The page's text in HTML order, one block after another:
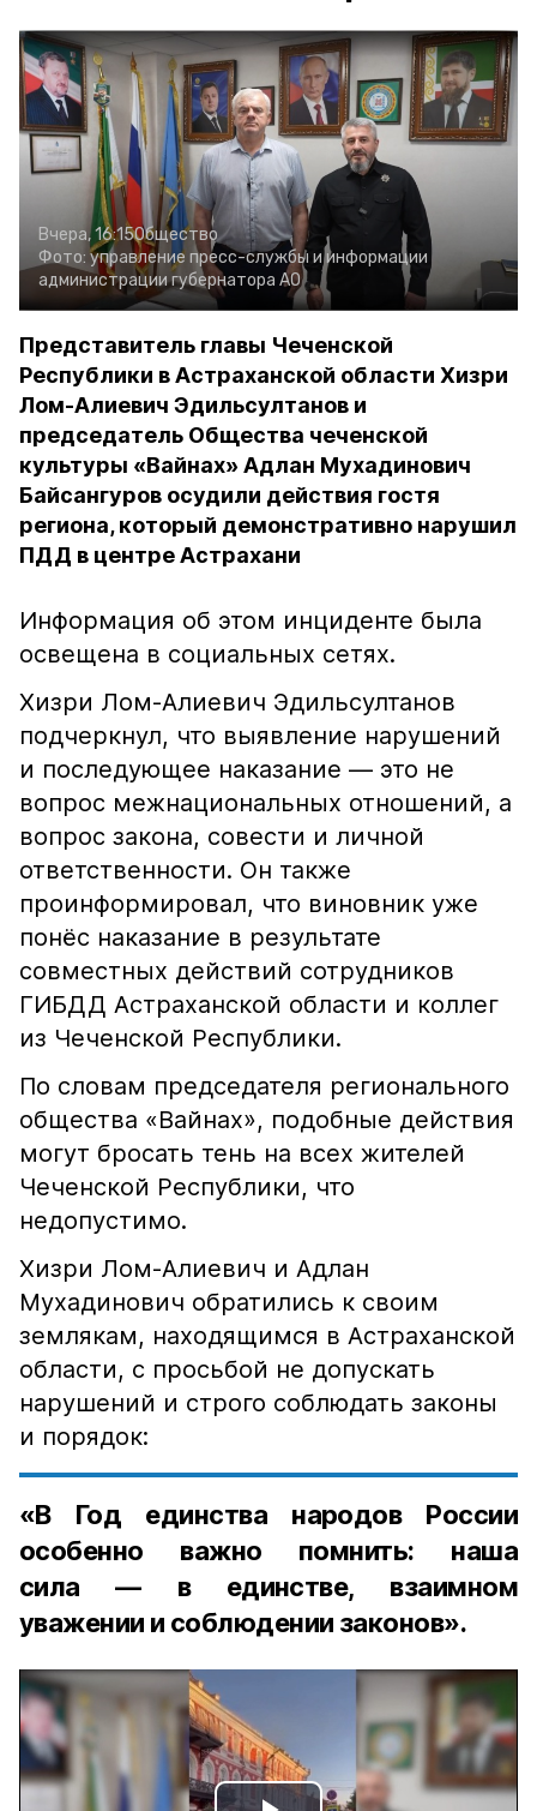
Вчера, 16:15Общество
Фото: управление пресс-службы и информации
администрации губернатора АО
Представитель главы Чеченской
Республики в Астраханской области Хизри
Лом-Алиевич Эдильсултанов и
председатель Общества чеченской
культуры «Вайнах» Адлан Мухадинович
Байсангуров осудили действия гостя
региона, который демонстративно нарушил
ПДД в центре Астрахани
Информация об этом инциденте была
освещена в социальных сетях.
Хизри Лом-Алиевич Эдильсултанов
подчеркнул, что выявление нарушений
и последующее наказание — это не
вопрос межнациональных отношений, а
вопрос закона, совести и личной
ответственности. Он также
проинформировал, что виновник уже
понёс наказание в результате
совместных действий сотрудников
ГИБДД Астраханской области и коллег
из Чеченской Республики.
По словам председателя регионального
общества «Вайнах», подобные действия
могут бросать тень на всех жителей
Чеченской Республики, что
недопустимо.
Хизри Лом-Алиевич и Адлан
Мухадинович обратились к своим
землякам, находящимся в Астраханской
области, с просьбой не допускать
нарушений и строго соблюдать законы
и порядок:
«В Год единства народов России
особенно важно помнить: наша
сила — в единстве, взаимном
уважении и соблюдении законов».